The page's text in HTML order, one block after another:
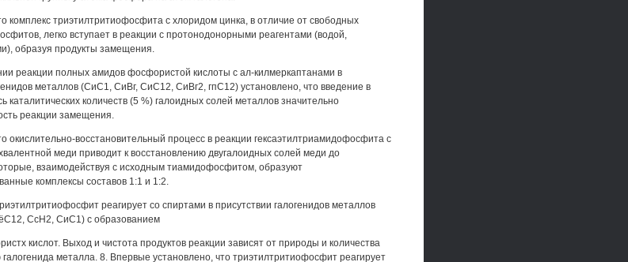
комплекс триэтилтритиофосфита с хлоридом цинка, в отличие от свободных
легко вступает в реакции с протонодонорными реагентами (водой,
образуя продукты замещения.
реакции полных амидов фосфористой кислоты с ал-килмеркаптанами в
металлов (СиС1, СиВг, СиС12, СиВг2, гпС12) установлено, что введение в
каталитических количеств (5 %) галоидных солей металлов значительно
реакции замещения.
окислительно-восстановительный процесс в реакции гексаэтилтриамидофосфита с
меди приводит к восстановлению двугалоидных солей меди до
взаимодействуя с исходным тиамидофосфитом, образуют
комплексы составов 1:1 и 1:2.
реагирует со спиртами в присутствии галогенидов металлов
СсН2, СиС1) с образованием
кислот. Выход и чистота продуктов реакции зависят от природы и количества
галогенида металла. 8. Впервые установлено, что триэтилтритиофосфит реагирует